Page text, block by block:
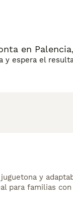
de tamaño
de
en
y espera el
y
para familias con